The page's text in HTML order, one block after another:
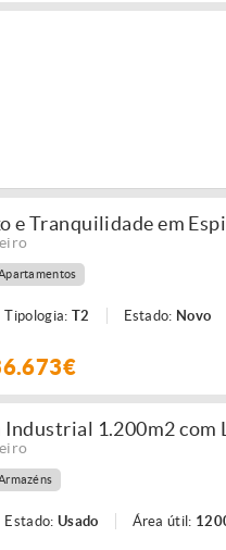
e Tranquilidade em
Tipologia: T2 Estado: Novo
Industrial 1.200m2 com
Estado: Usado Área útil: